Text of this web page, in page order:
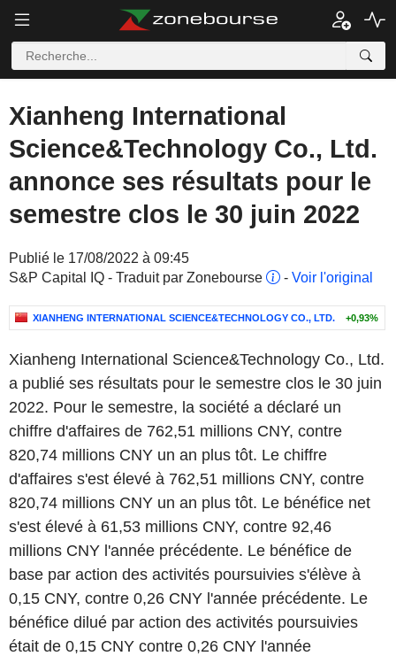
Xianheng International
Science&Technology Co., Ltd.
annonce ses résultats pour le
semestre clos le 30 juin 2022
Publié le 17/08/2022 à 09:45
S&P Capital IQ - Traduit par Zonebourse
- Voir l'original
XIANHENG INTERNATIONAL SCIENCE&TECHNOLOGY CO., LTD. +0,93%
Xianheng International Science&Technology Co., Ltd.
a publié ses résultats pour le semestre clos le 30 juin
2022. Pour le semestre, la société a déclaré un
chiffre d'affaires de 762,51 millions CNY, contre
820,74 millions CNY un an plus tôt. Le chiffre
d'affaires s'est élevé à 762,51 millions CNY, contre
820,74 millions CNY un an plus tôt. Le bénéfice net
s'est élevé à 61,53 millions CNY, contre 92,46
millions CNY l'année précédente. Le bénéfice de
base par action des activités poursuivies s'élève à
0,15 CNY, contre 0,26 CNY l'année précédente. Le
bénéfice dilué par action des activités poursuivies
était de 0,15 CNY contre 0,26 CNY l'année